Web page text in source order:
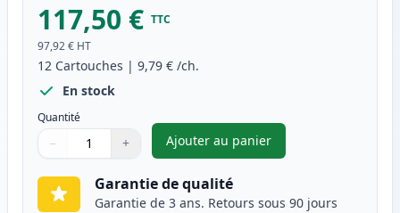
117,50 € TTC
97,92 € HT
12 Cartouches | 9,79 € /ch.
En stock
Quantité
Quantité
Utilisez les boutons pour ajuster
− +
Quantité
Ajouter au panier
,Pack de 12 Canon PGI-
Garantie de qualité
Garantie de 3 ans. Retours sous 90 jours